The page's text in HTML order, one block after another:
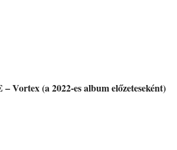
Vortex (a 2022-es album előzeteseként)